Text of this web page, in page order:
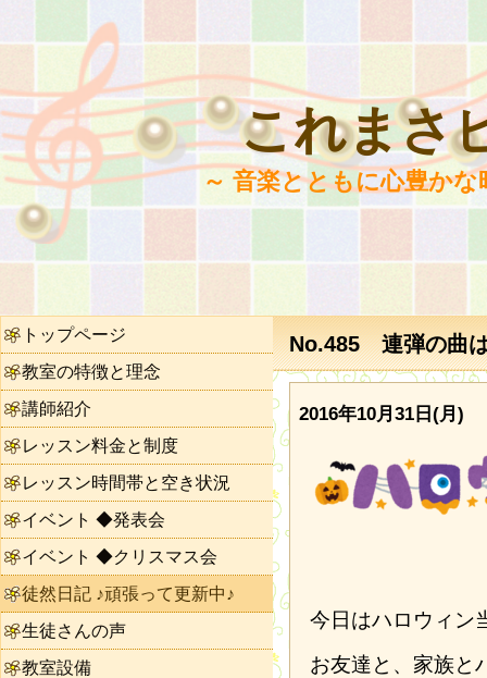
これまさ
～ 音楽とともに心豊か
No.485 連弾の曲
2016年10月31日(月)
今日はハロウィン
お友達と、家族と
トップページ
教室の特徴と理念
講師紹介
レッスン料金と制度
レッスン時間帯と空き状況
イベント ◆発表会
イベント ◆クリスマス会
徒然日記 ♪頑張って更新中♪
生徒さんの声
教室設備